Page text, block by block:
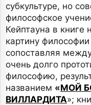
субкультуре, но
философское
Кейптауна в книге
картину
сопоставляя
очень долго
философию,
названием «МОЙ
ВИЛЛАРДИТА»;